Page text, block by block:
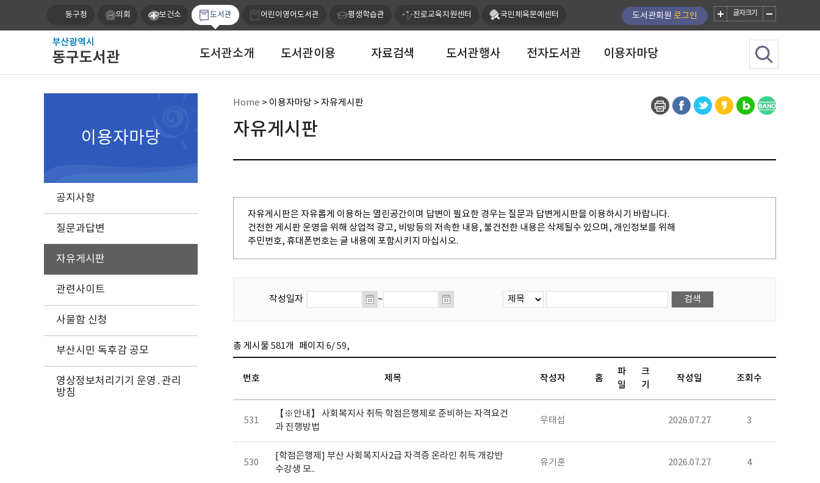
동구청 의회 보건소 도서관 어린이영어도서관 평생학습관 진로교육지원센터 국민체육문예센터 도서관회원 로그인 글자크기
도서관소개 도서관이용 자료검색 도서관행사 전자도서관 이용자마당
이용자마당
공지사항
질문과답변
자유게시판
관련사이트
사물함 신청
부산시민 독후감 공모
영상정보처리기기 운영․관리
방침
Home > 이용자마당 > 자유게시판
자유게시판
자유게시판은 자유롭게 이용하는 열린공간이며 답변이 필요한 경우는 질문과 답변게시판을 이용하시기 바랍니다.
건전한 게시판 운영을 위해 상업적 광고, 비방등의 저속한 내용, 불건전한 내용은 삭제될수 있으며, 개인정보를 위해
주민번호, 휴대폰번호는 글 내용에 포함시키지 마십시오.
작성일자 ~
총 게시물 581개 페이지 6/59,
번호 제목 작성자 홈
파
일
크
기
작성일 조회수
531
【※안내】 사회복지사 취득 학점은행제로 준비하는 자격요건
과 진행방법
우태섭 2026.07.27 3
530
[학점은행제] 부산 사회복지사2급 자격증 온라인 취득 개강반
수강생 모..
유기훈 2026.07.27 4